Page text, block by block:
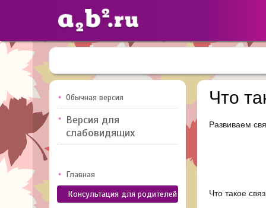
Сайты
педагогов
Добавлено — 10947
Обычная версия
Версия для
слабовидящих
Главная
Консультация для родителей
Что
Развиваем
Что такое